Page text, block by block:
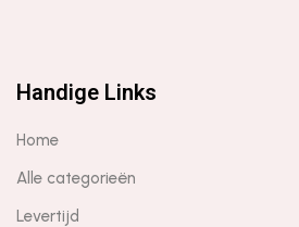
Handige Links
Home
Alle categorieën
Levertijd